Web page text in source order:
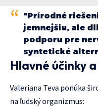
"Prírodné
jemnejšiu, ale
podporu pre
syntetické
Hlavné účinky
Valeriana Teva ponúka
na ľudský organizmus: